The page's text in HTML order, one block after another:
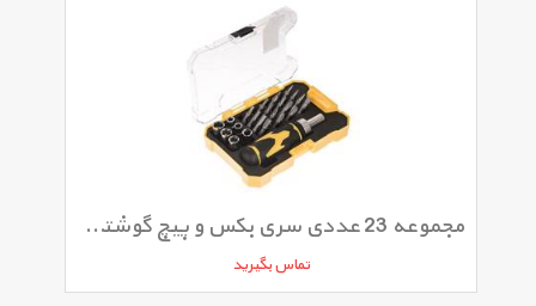
مجموعه 23 عددی سری بکس و پیچ گوشتی رینو مدل RPT-3022
تماس بگیرید